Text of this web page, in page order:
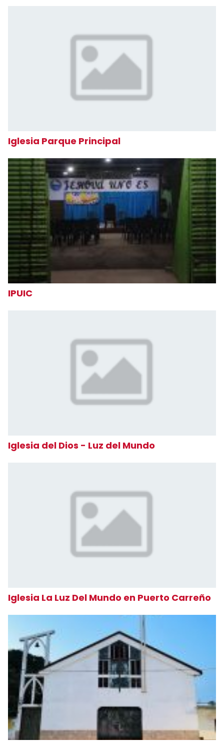
Iglesia Parque Principal
IPUIC
Iglesia del Dios - Luz del Mundo
Iglesia La Luz Del Mundo en Puerto Carreño